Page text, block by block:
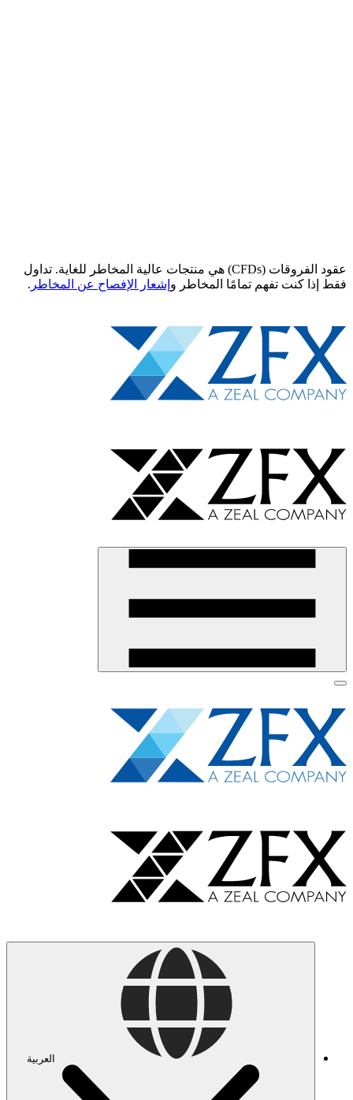
عقود الفروقات (CFDs) هي منتجات عالية المخاطر للغاية. تداول
فقط إذا كنت تفهم تمامًا المخاطر و إشعار الإفصاح عن المخاطر .
العربية